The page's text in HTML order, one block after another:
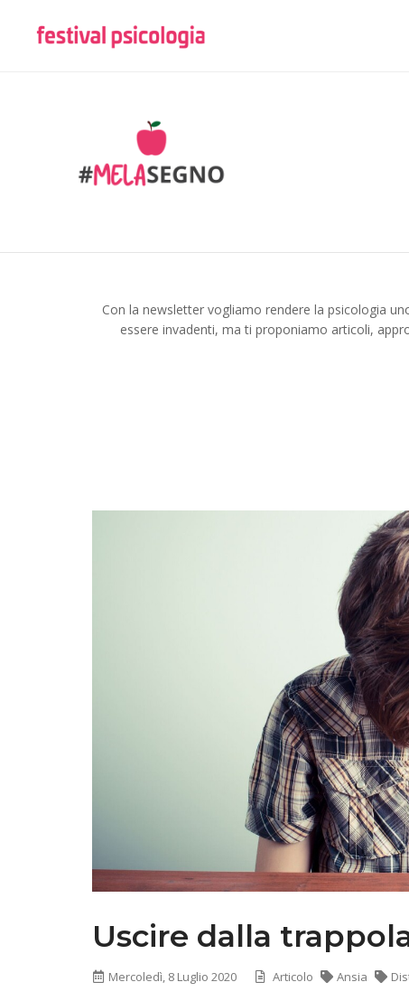
Con la newsletter vogliamo rendere la psicologia
essere invadenti, ma ti proponiamo articoli,
Uscire dalla
Mercoledì, 8 Luglio 2020 Articolo Ansia